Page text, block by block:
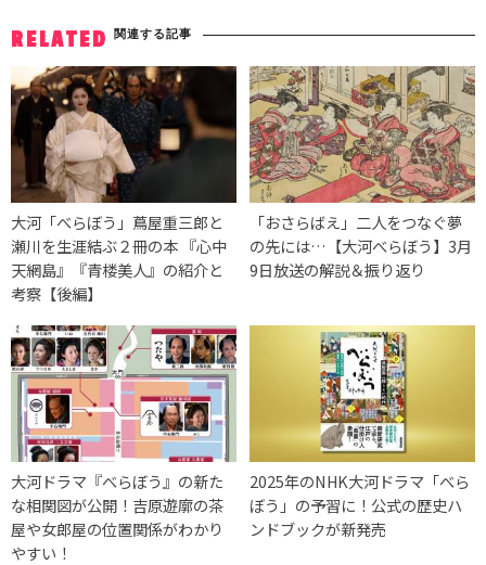
RELATED 関連する記事
大河「べらぼう」蔦屋重三郎と
瀬川を生涯結ぶ２冊の本 『心中
天網島』『青楼美人』の紹介と
考察【後編】
「おさらばえ」二人をつなぐ夢
の先には…【大河べらぼう】3月
9日放送の解説＆振り返り
大河ドラマ『べらぼう』の新た
な相関図が公開！吉原遊廓の茶
屋や女郎屋の位置関係がわかり
やすい！
2025年のNHK大河ドラマ「べら
ぼう」の予習に！公式の歴史ハ
ンドブックが新発売